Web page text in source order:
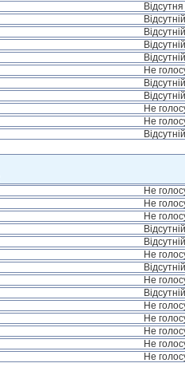
Відсутня
Відсутній
Відсутній
Відсутній
Відсутній
Не
Відсутній
Відсутній
Не
Не
Відсутній
Не
Не
Не
Відсутній
Відсутній
Не
Відсутній
Не
Відсутній
Не
Не
Не
Не
Не